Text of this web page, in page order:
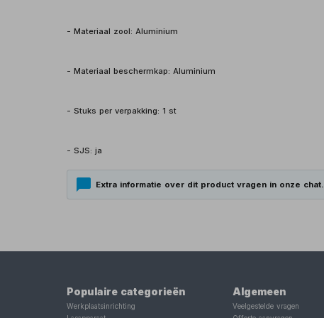
- Materiaal zool: Aluminium
- Materiaal beschermkap: Aluminium
- Stuks per verpakking: 1 st
- SJS: ja
Extra informatie over dit product vragen in onze chat.
Populaire categorieën
Werkplaatsinrichting
Algemeen
Veelgestelde vragen